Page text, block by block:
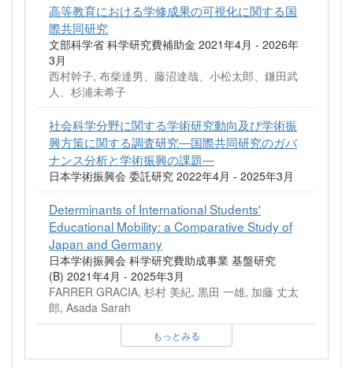
高等教育における学修成果の可視化に関する国
際共同研究
文部科学省 科学研究費補助金 2021年4月 - 2026年
3月
西村幹子, 布柴達男、藤沼達哉、小松太郎、鎌田武
人、杉浦未希子
社会科学分野に関する学術研究動向及び学術振
興方策に関する調査研究―国際共同研究のガバ
ナンス分析と学術振興の課題―
日本学術振興会 委託研究 2022年4月 - 2025年3月
Determinants of International Students'
Educational Mobility: a Comparative Study of
Japan and Germany
日本学術振興会 科学研究費助成事業 基盤研究
(B) 2021年4月 - 2025年3月
FARRER GRACIA, 杉村 美紀, 黒田 一雄, 加藤 丈太
郎, Asada Sarah
もっとみる